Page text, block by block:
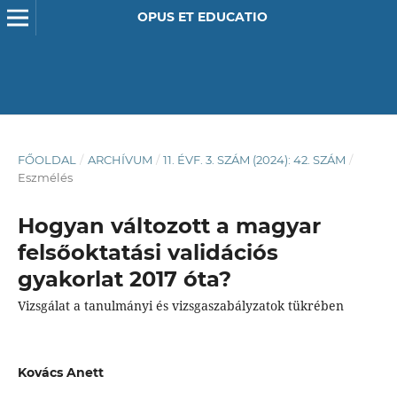
OPUS ET EDUCATIO
FŐOLDAL / ARCHÍVUM / 11. ÉVF. 3. SZÁM (2024): 42. SZÁM /
Eszmélés
Hogyan változott a magyar
felsőoktatási validációs
gyakorlat 2017 óta?
Vizsgálat a tanulmányi és vizsgaszabályzatok tükrében
Kovács Anett